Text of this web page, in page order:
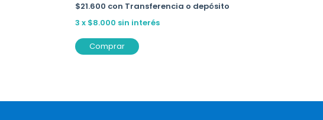
$21.600 con Transferencia o depósito
3 x $8.000 sin interés
Comprar